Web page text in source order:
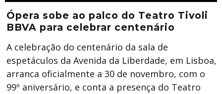
Ópera sobe ao palco do Teatro Tivoli
BBVA para celebrar centenário
A celebração do centenário da sala de
espetáculos da Avenida da Liberdade, em Lisboa,
arranca oficialmente a 30 de novembro, com o
99º aniversário, e conta a presença do Teatro